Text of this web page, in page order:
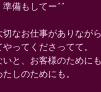
備もしてー^^
なお仕事がありながら
ってくださってて。
と、お客様のためにも
しのためにも。